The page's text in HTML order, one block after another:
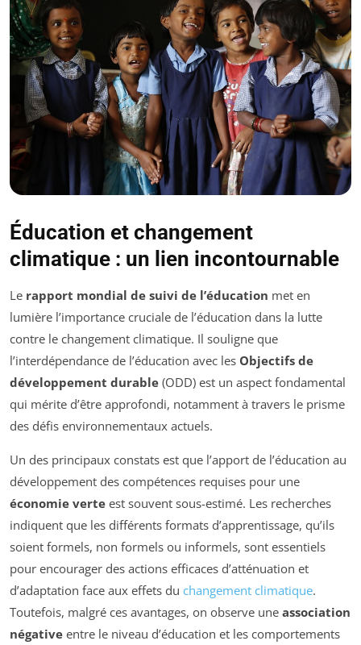
Éducation et changement
climatique : un lien incontournable
Le rapport mondial de suivi de l’éducation met en
lumière l’importance cruciale de l’éducation dans la lutte
contre le changement climatique. Il souligne que
l’interdépendance de l’éducation avec les Objectifs de
développement durable (ODD) est un aspect fondamental
qui mérite d’être approfondi, notamment à travers le prisme
des défis environnementaux actuels.
Un des principaux constats est que l’apport de l’éducation au
développement des compétences requises pour une
économie verte est souvent sous-estimé. Les recherches
indiquent que les différents formats d’apprentissage, qu’ils
soient formels, non formels ou informels, sont essentiels
pour encourager des actions efficaces d’atténuation et
d’adaptation face aux effets du changement climatique.
Toutefois, malgré ces avantages, on observe une association
négative entre le niveau d’éducation et les comportements